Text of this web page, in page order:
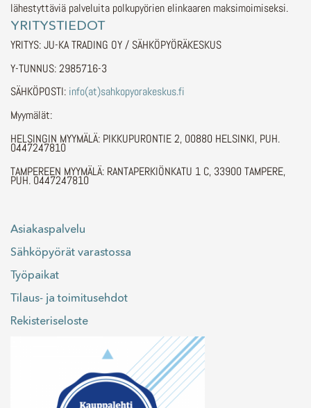
lähestyttäviä palveluita polkupyörien elinkaaren maksimoimiseksi.
YRITYSTIEDOT
YRITYS: JU-KA TRADING OY / SÄHKÖPYÖRÄKESKUS
Y-TUNNUS: 2985716-3
SÄHKÖPOSTI: info(at)sahkopyorakeskus.fi
Myymälät:
HELSINGIN MYYMÄLÄ: PIKKUPURONTIE 2, 00880 HELSINKI, PUH.
0447247810
TAMPEREEN MYYMÄLÄ: RANTAPERKIÖNKATU 1 C, 33900 TAMPERE,
PUH. 0447247810
Asiakaspalvelu
Sähköpyörät varastossa
Työpaikat
Tilaus- ja toimitusehdot
Rekisteriseloste